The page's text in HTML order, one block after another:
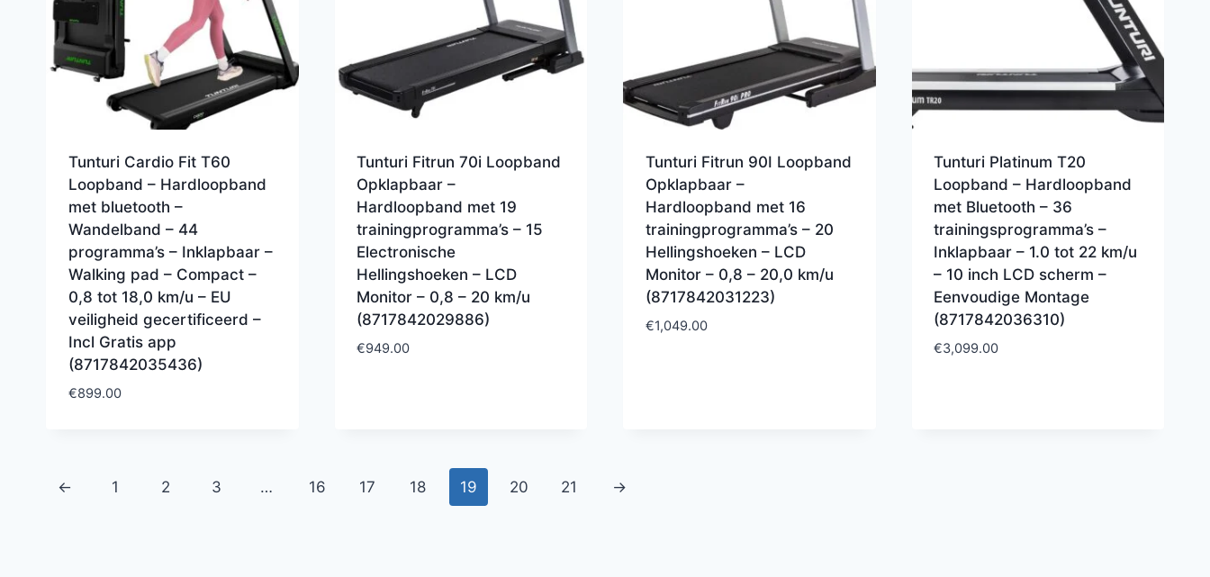
Tunturi Cardio Fit T60
Loopband – Hardloopband
met bluetooth –
Wandelband – 44
programma’s – Inklapbaar –
Walking pad – Compact –
0,8 tot 18,0 km/u – EU
veiligheid gecertificeerd –
Incl Gratis app
(8717842035436)
€899.00
Tunturi Fitrun 70i Loopband
Opklapbaar –
Hardloopband met 19
trainingprogramma’s – 15
Electronische
Hellingshoeken – LCD
Monitor – 0,8 – 20 km/u
(8717842029886)
€949.00
Tunturi Fitrun 90I Loopband
Opklapbaar –
Hardloopband met 16
trainingprogramma’s – 20
Hellingshoeken – LCD
Monitor – 0,8 – 20,0 km/u
(8717842031223)
€1,049.00
Tunturi Platinum T20
Loopband – Hardloopband
met Bluetooth – 36
trainingsprogramma’s –
Inklapbaar – 1.0 tot 22 km/u
– 10 inch LCD scherm –
Eenvoudige Montage
(8717842036310)
€3,099.00
← 1 2 3 … 16 17 18 19 20 21 →